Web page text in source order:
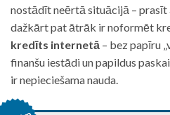
nostādīt neērtā situācijā – prasīt
dažkārt pat ātrāk ir noformēt
kredīts internetā – bez papīru
finanšu iestādi un papildus
ir nepieciešama nauda.